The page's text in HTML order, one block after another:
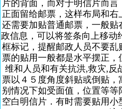
片的背面，而对于明信片而
正面留给邮票，这样布局和
还需要加贴普通邮票，一般
政信息，可以将签条向上移动
框标记，提醒邮政人员不要
票的贴用一般都是水平摆正
维和人员和有关抗洪,救灾,反
票以４５度角度斜贴或倒贴
别情况下如受面值，位置等
空白明信片．有时需要贴用